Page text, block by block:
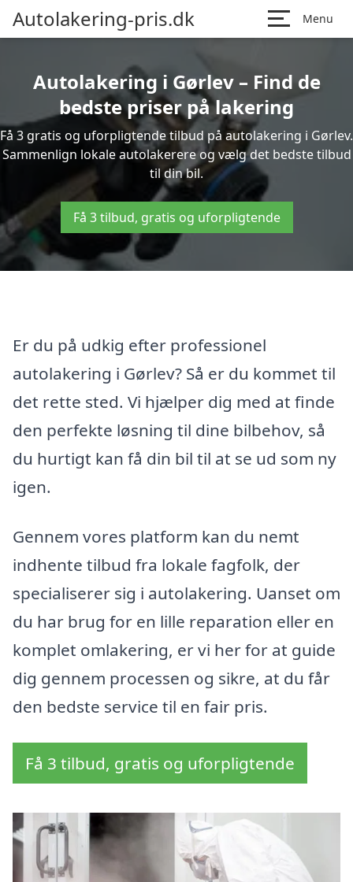
Autolakering-pris.dk Menu
Autolakering i Gørlev – Find de
bedste priser på lakering
Få 3 gratis og uforpligtende tilbud på autolakering i Gørlev.
Sammenlign lokale autolakerere og vælg det bedste tilbud
til din bil.
Få 3 tilbud, gratis og uforpligtende
Er du på udkig efter professionel
autolakering i Gørlev? Så er du kommet til
det rette sted. Vi hjælper dig med at finde
den perfekte løsning til dine bilbehov, så
du hurtigt kan få din bil til at se ud som ny
igen.
Gennem vores platform kan du nemt
indhente tilbud fra lokale fagfolk, der
specialiserer sig i autolakering. Uanset om
du har brug for en lille reparation eller en
komplet omlakering, er vi her for at guide
dig gennem processen og sikre, at du får
den bedste service til en fair pris.
Få 3 tilbud, gratis og uforpligtende